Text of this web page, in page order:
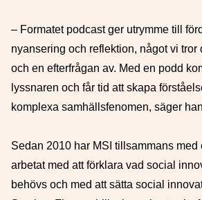
– Formatet podcast ger utrymme till
nyansering och reflektion, något vi tror
och en efterfrågan av. Med en podd
lyssnaren och får tid att skapa
komplexa samhällsfenomen, säger
Sedan 2010 har MSI tillsammans med
arbetat med att förklara vad social
behövs och med att sätta social